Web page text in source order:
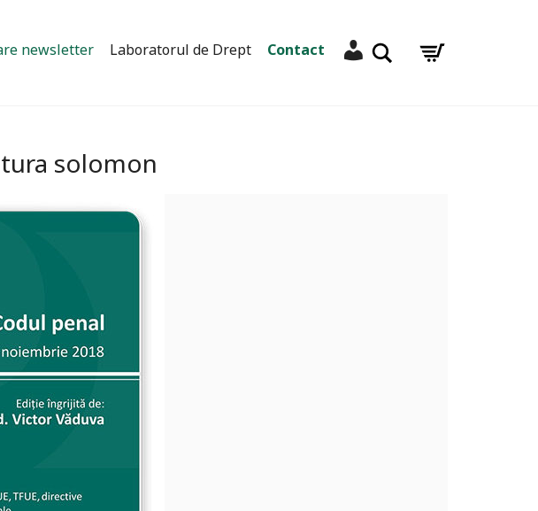
newsletter Laboratorul de Drept Contact Contul meuCaută
solomon